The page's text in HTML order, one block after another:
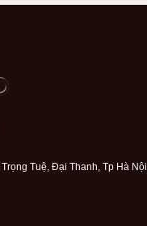
Tuệ, Đại Thanh, Tp Hà Nội